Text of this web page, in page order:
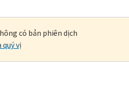
có bản phiên dịch
vị